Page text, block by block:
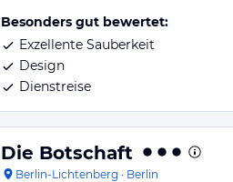
Besonders gut bewertet:
Exzellente Sauberkeit
Design
Dienstreise
Die Botschaft
Berlin-Lichtenberg · Berlin